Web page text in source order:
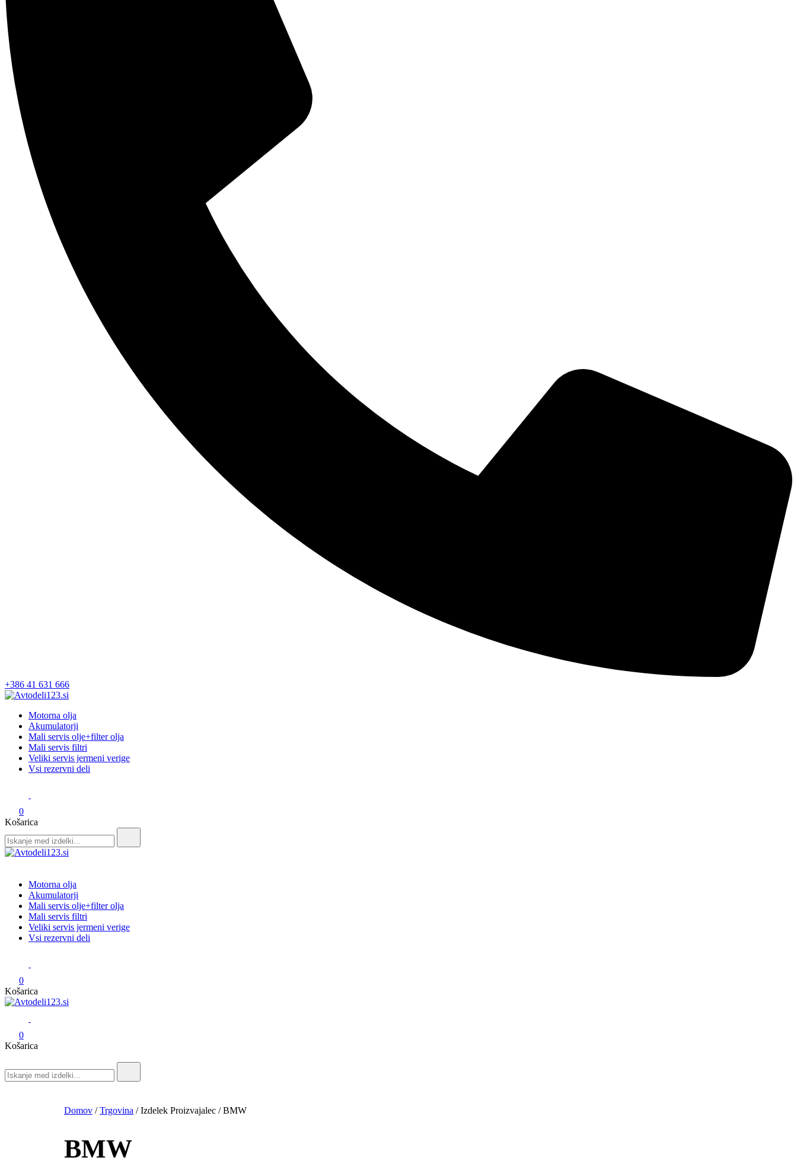
+386 41 631 666
Avtodeli123.si
Prodaja rezervnih avtodelov
Motorna olja
Akumulatorji
Mali servis olje+filter olja
Mali servis filtri
Veliki servis jermeni verige
Vsi rezervni deli
0
Košarica
for:
Motorna olja
Akumulatorji
Mali servis olje+filter olja
Mali servis filtri
Veliki servis jermeni verige
Vsi rezervni deli
0
Košarica
Avtodeli123.si
Prodaja rezervnih avtodelov
0
Košarica
for:
Domov /Trgovina / Izdelek Proizvajalec / BMW
BMW